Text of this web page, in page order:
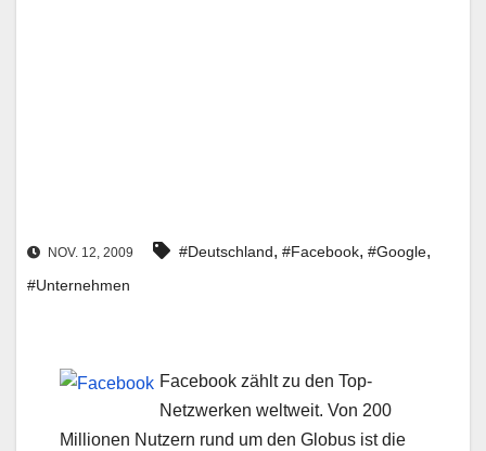
NOV. 12, 2009 #Deutschland, #Facebook, #Google,
#Unternehmen
Facebook zählt zu den Top-
Netzwerken weltweit. Von 200
Millionen Nutzern rund um den Globus ist die